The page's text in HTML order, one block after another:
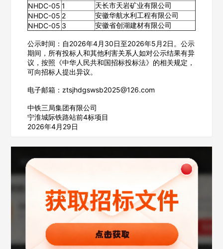
NHDC-05 1
天长市天岩矿业有限公司
NHDC-05 2
安徽华航水利工程有限公司
NHDC-05 3 安徽省创湖建材有限公司
公示时间：自2026年4月30日至2026年5月2日。公示
期间，所有投标人和其他利害关系人如对公示结果有异
议，按照《中华人民共和国招标投标法》的相关规定，
可向招标人提出异议。
电子邮箱：ztsjhdgswsb2025@126.com
中铁三局集团有限公司
宁淮城际铁路站前4标项目
2026年4月29日
欢迎入驻供应商 ဆ
请选择省市
联系方式